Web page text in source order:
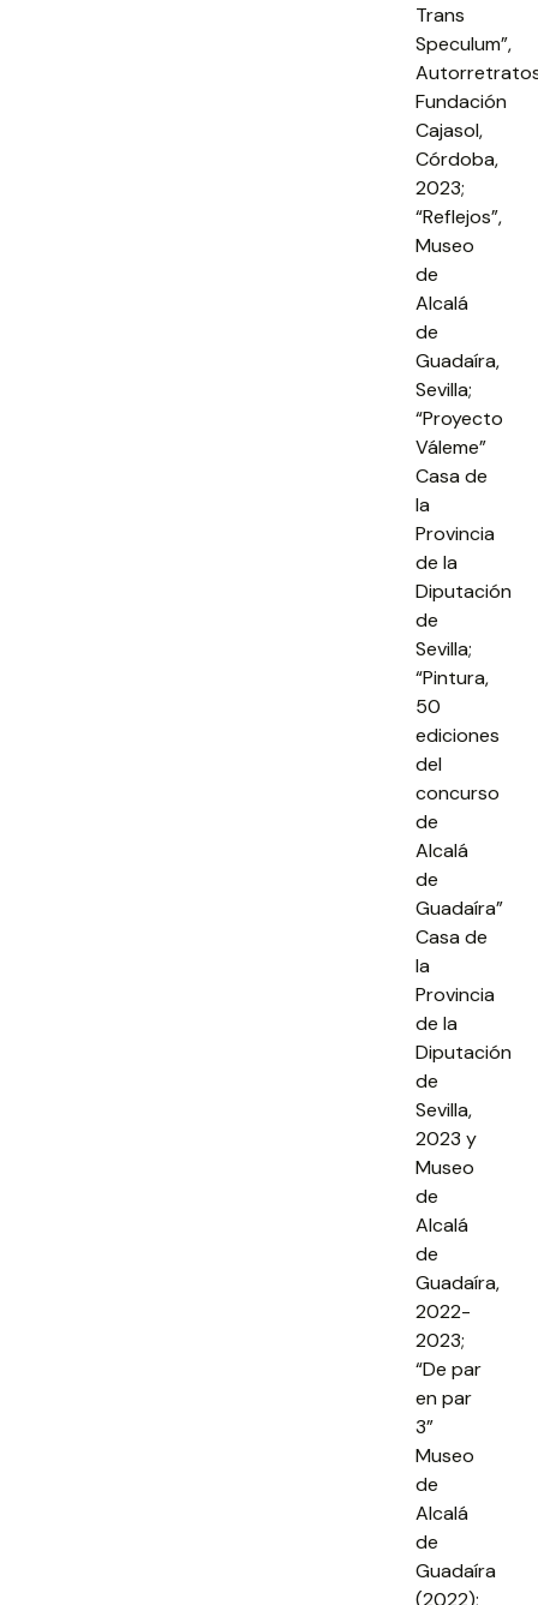
Trans
Speculum”,
Fundación
Cajasol,
Córdoba,
2023;
“Reflejos”,
Museo
de
Alcalá
de
Guadaíra,
Sevilla;
“Proyecto
Váleme”
Casa de
la
Provincia
de la
Diputación
de
Sevilla;
“Pintura,
50
ediciones
del
concurso
de
Alcalá
de
Guadaíra”
Casa de
la
Provincia
de la
Diputación
de
Sevilla,
2023 y
Museo
de
Alcalá
de
Guadaíra,
2022-
2023;
“De par
en par
3”
Museo
de
Alcalá
de
Guadaíra
(2022);